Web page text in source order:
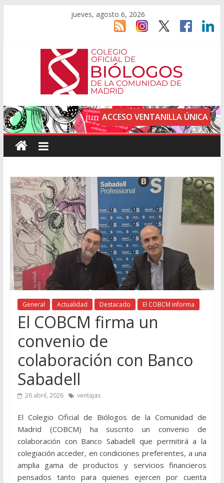
jueves, agosto 6, 2026
ACCESO VENTANILLA ÚNICA
General Actualidad Destacado El COBCM informa
El COBCM firma un
convenio de
colaboración con Banco
Sabadell
26 abril, 2026 ventajas
El Colegio Oficial de Biólogos de la Comunidad de
Madrid (COBCM) ha suscrito un convenio de
colaboración con Banco Sabadell que permitirá a la
colegiación acceder, en condiciones preferentes, a una
amplia gama de productos y servicios financieros
pensados tanto para quienes ejercen por cuenta